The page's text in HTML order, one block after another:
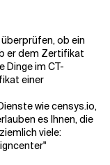
ob ein
er dem Zertifikat
Dinge im CT-
einer
wie censys.io,
es Ihnen, die
viele: